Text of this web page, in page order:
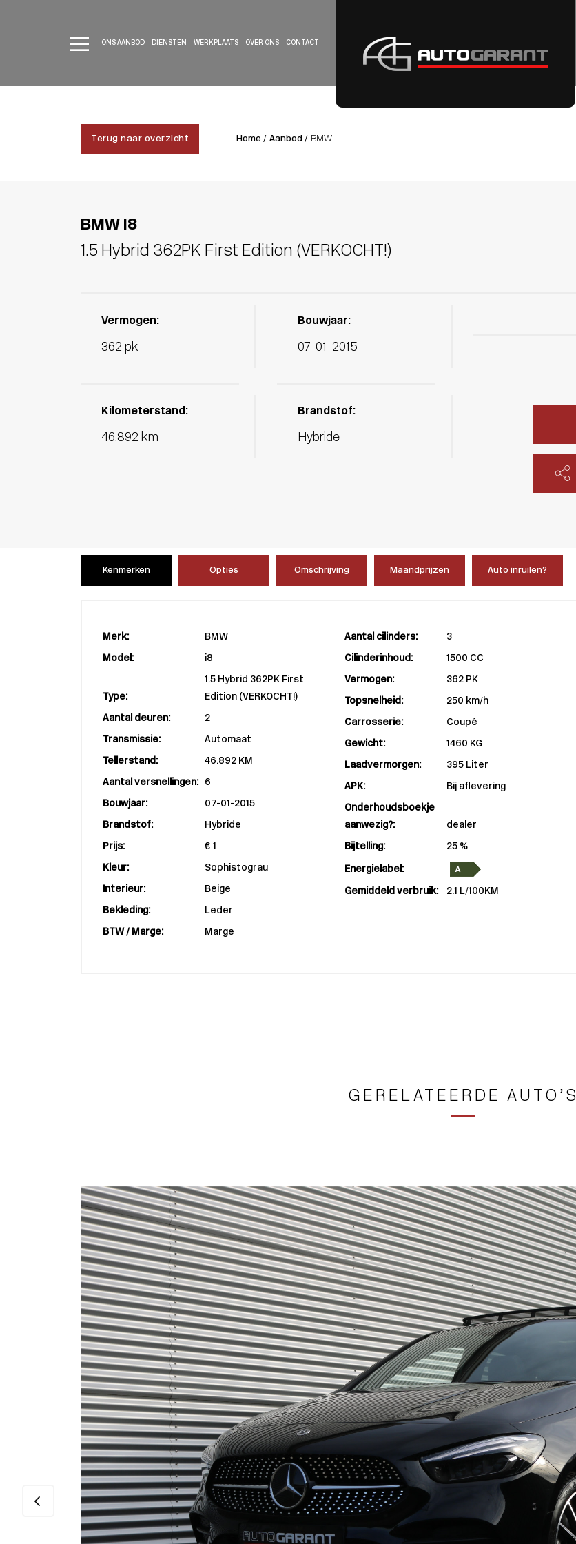
ONS AANBOD DIENSTEN WERKPLAATS OVER ONS CONTACT
Terug naar overzicht Home / Aanbod / BMW
BMW I8
1.5 Hybrid 362PK First Edition (VERKOCHT!)
Vermogen:
362 pk
Bouwjaar:
07-01-2015
Kilometerstand:
46.892 km
Brandstof:
Hybride
Kenmerken Opties Omschrijving Maandprijzen Auto inruilen?
Merk: BMW
Model: i8
Type:
1.5 Hybrid 362PK First
Edition (VERKOCHT!)
Aantal deuren: 2
Transmissie: Automaat
Tellerstand: 46.892 KM
Aantal versnellingen: 6
Bouwjaar: 07-01-2015
Brandstof: Hybride
Prijs: € 1
Kleur: Sophistograu
Interieur: Beige
Bekleding: Leder
BTW / Marge: Marge
Aantal cilinders: 3
Cilinderinhoud: 1500 CC
Vermogen: 362 PK
Topsnelheid: 250 km/h
Carrosserie: Coupé
Gewicht: 1460 KG
Laadvermorgen: 395 Liter
APK: Bij aflevering
Onderhoudsboekje
aanwezig?:
dealer
Bijtelling: 25 %
Energielabel:
Gemiddeld verbruik: 2.1 L/100KM
GERELATEERDE AUTO’S